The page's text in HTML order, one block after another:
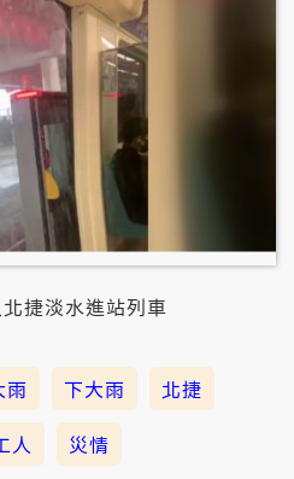
捷淡水進站列車
雨 下大雨
北捷
人 災情